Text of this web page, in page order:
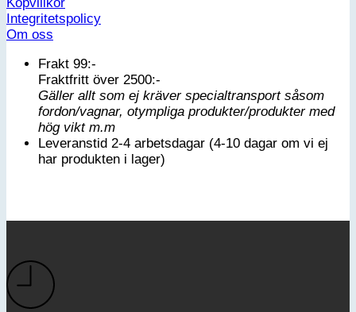
Integritetspolicy
Om oss
Frakt 99:-
Fraktfritt över 2500:-
Gäller allt som ej kräver specialtransport såsom
fordon/vagnar, otympliga produkter/produkter med
hög vikt m.m
Leveranstid 2-4 arbetsdagar (4-10 dagar om vi ej
har produkten i lager)